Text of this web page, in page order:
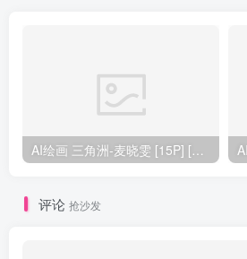
AI绘画 三角洲-麦晓雯 [15P] [57M]
评论 抢沙发